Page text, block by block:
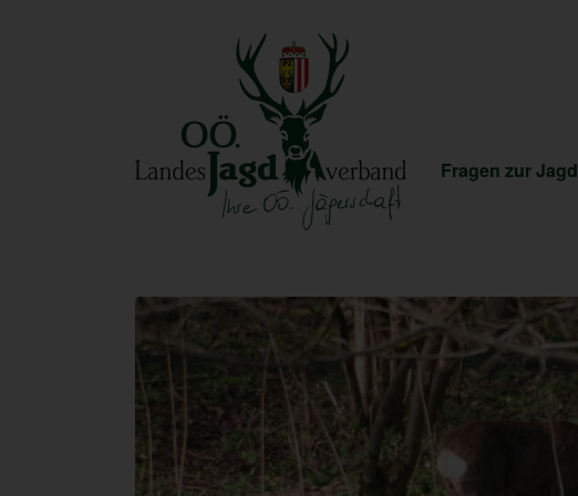
Fragen zur Jagd